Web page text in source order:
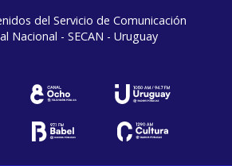
del Servicio de Comunicación
Nacional - SECAN - Uruguay